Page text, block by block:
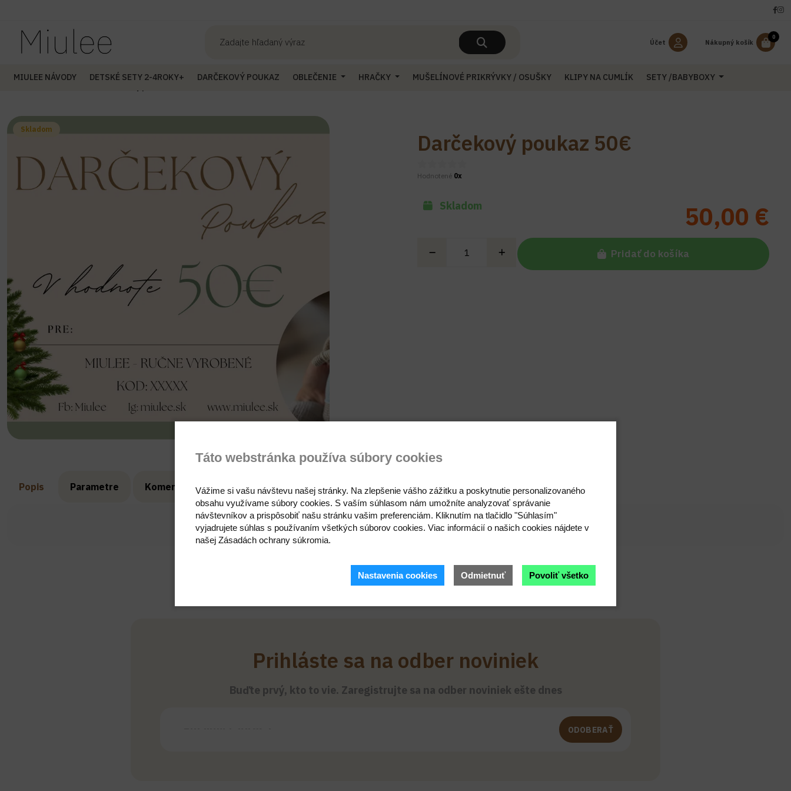
Účet Nákupný košík
0
MIULEE NÁVODY DETSKÉ SETY 2-4ROKY+ DARČEKOVÝ POUKAZ OBLEČENIE HRAČKY MUŠELÍNOVÉ PRIKRÝVKY / OSUŠKY KLIPY NA CUMLÍK SETY /BABYBOXY
Skladom
Darčekový poukaz 50€
Hodnotené 0x
Skladom 50,00 €
Pridať do košíka
Popis Parametre Komentáre Recenzie Otázka na produkt
Prihláste sa na odber noviniek
Buďte prvý, kto to vie. Zaregistrujte sa na odber noviniek ešte dnes
ODOBERAŤ
Táto webstránka používa súbory cookies
Vážime si vašu návštevu našej stránky. Na zlepšenie vášho zážitku a poskytnutie personalizovaného
obsahu využívame súbory cookies. S vaším súhlasom nám umožníte analyzovať správanie
návštevníkov a prispôsobiť našu stránku vašim preferenciám. Kliknutím na tlačidlo "Súhlasím"
vyjadrujete súhlas s používaním všetkých súborov cookies. Viac informácií o našich cookies nájdete v
našej Zásadách ochrany súkromia.
Nastavenia cookies Odmietnuť Povoliť všetko